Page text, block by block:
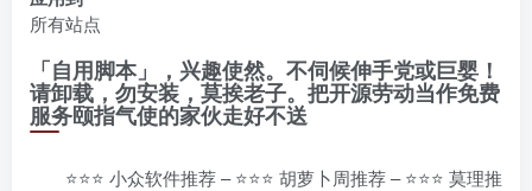
所有站点
「自用脚本」，兴趣使然。不伺候伸手党或巨婴！
请卸载，勿安装，莫挨老子。把开源劳动当作免费
服务颐指气使的家伙走好不送
⭐⭐⭐ 小众软件推荐 – ⭐⭐⭐ 胡萝卜周推荐 – ⭐⭐⭐ 莫理推